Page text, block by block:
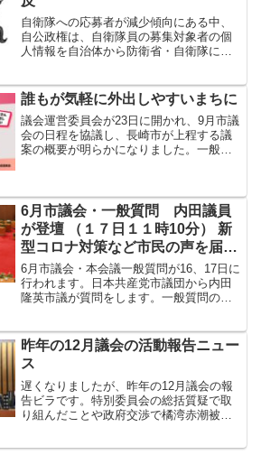
自衛隊への応募者が減少傾向にある中、
自公政権は、自衛隊員の募集対象者の個
人情報を自治体から防衛省・自衛隊に対
も、今年度から18歳と22歳の氏名・住所
を 自衛隊に提供しま...
誰もが気軽に外出しやすいまちに
議会運営委員会が23日に開かれ、9月市議
会の日程を協議し、長崎市が上程する議
案の概要が明らかになりました。一般会
分の時間で...
6月市議会・一般質問 内田議員
が登壇 （１７日１１時10分） 新
型コロナ対策など市民の声を届け
ます
6月市議会・本会議一般質問が16、17日に
行われます。日本共産党市議団から内田
隆英市議が質問をします。一般質問の日
ロナウイルス感染症対策市独自の事業者
支援金の改...
昨年の12月議会の活動報告ニュー
ス
遅くなりましたが、昨年の12月議会の報
告ビラです。特別委員会の総括質疑で取
り組んだことや政府交渉で橘湾赤潮被害